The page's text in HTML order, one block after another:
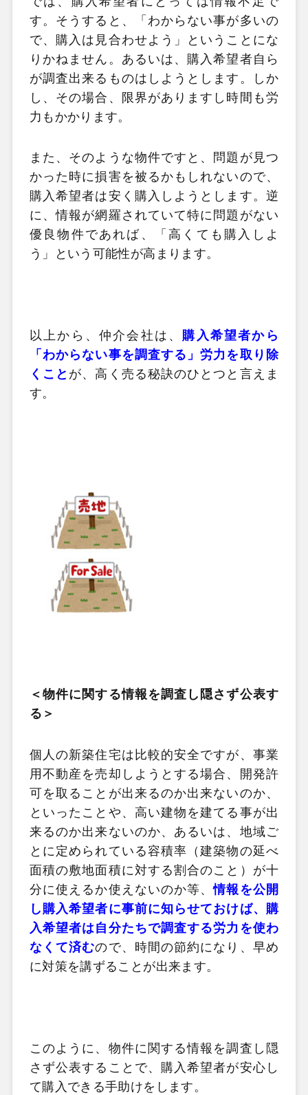
す。そうすると、「わからない事が多いの
で、購入は見合わせよう」ということにな
りかねません。あるいは、購入希望者自ら
が調査出来るものはしようとします。しか
し、その場合、限界がありますし時間も労
力もかかります。
また、そのような物件ですと、問題が見つ
かった時に損害を被るかもしれないので、
購入希望者は安く購入しようとします。逆
に、情報が網羅されていて特に問題がない
優良物件であれば、「高くても購入しよ
う」という可能性が高まります。
以上から、仲介会社は、 購入希望者から
「わからない事を調査する」労力を取り除
くこと が、高く売る秘訣のひとつと言えま
す。
＜物件に関する情報を調査し隠さず公表す
る＞
個人の新築住宅は比較的安全ですが、事業
用不動産を売却しようとする場合、開発許
可を取ることが出来るのか出来ないのか、
といったことや、高い建物を建てる事が出
来るのか出来ないのか、あるいは、地域ご
とに定められている容積率（建築物の延べ
面積の敷地面積に対する割合のこと）が十
分に使えるか使えないのか等、情報を公開
し購入希望者に事前に知らせておけば、購
入希望者は自分たちで調査する労力を使わ
なくて済むので、時間の節約になり、早め
に対策を講ずることが出来ます。
このように、物件に関する情報を調査し隠
さず公表することで、購入希望者が安心し
て購入できる手助けをします。